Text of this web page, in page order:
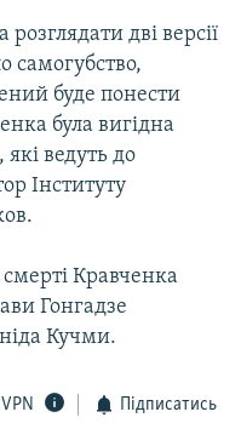
дві версії
самогубство,
буде понести
була вигідна
які ведуть до
Інституту
Кравченка
Гонгадзе
Кучми.
Підписатись